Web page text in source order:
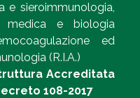
e sieroimmunologia,
medica e biologia
ed
(R.I.A.)
Accreditata
108-2017